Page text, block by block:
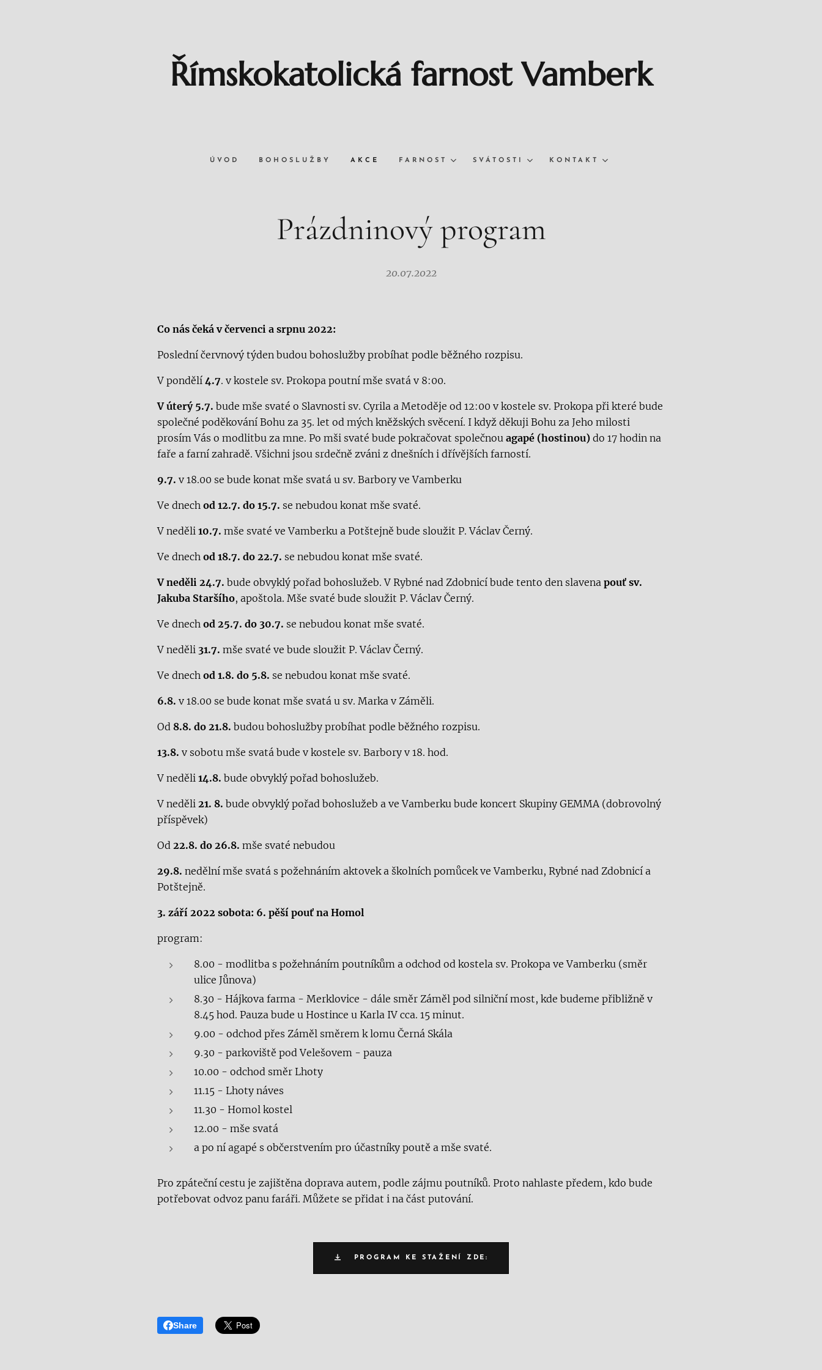
Římskokatolická farnost Vamberk
ÚVOD BOHOSLUŽBY AKCE FARNOST SVÁTOSTI KONTAKT
Prázdninový program
20.07.2022
Co nás čeká v červenci a srpnu 2022:
Poslední červnový týden budou bohoslužby probíhat podle běžného rozpisu.
V pondělí 4.7. v kostele sv. Prokopa poutní mše svatá v 8:00.
V úterý 5.7. bude mše svaté o Slavnosti sv. Cyrila a Metoděje od 12:00 v kostele sv. Prokopa při které bude
společné poděkování Bohu za 35. let od mých kněžských svěcení. I když děkuji Bohu za Jeho milosti
prosím Vás o modlitbu za mne. Po mši svaté bude pokračovat společnou agapé (hostinou) do 17 hodin na
faře a farní zahradě. Všichni jsou srdečně zváni z dnešních i dřívějších farností.
9.7. v 18.00 se bude konat mše svatá u sv. Barbory ve Vamberku
Ve dnech od 12.7. do 15.7. se nebudou konat mše svaté.
V neděli 10.7. mše svaté ve Vamberku a Potštejně bude sloužit P. Václav Černý.
Ve dnech od 18.7. do 22.7. se nebudou konat mše svaté.
V neděli 24.7. bude obvyklý pořad bohoslužeb. V Rybné nad Zdobnicí bude tento den slavena pouť sv.
Jakuba Staršího, apoštola. Mše svaté bude sloužit P. Václav Černý.
Ve dnech od 25.7. do 30.7. se nebudou konat mše svaté.
V neděli 31.7. mše svaté ve bude sloužit P. Václav Černý.
Ve dnech od 1.8. do 5.8. se nebudou konat mše svaté.
6.8. v 18.00 se bude konat mše svatá u sv. Marka v Záměli.
Od 8.8. do 21.8. budou bohoslužby probíhat podle běžného rozpisu.
13.8. v sobotu mše svatá bude v kostele sv. Barbory v 18. hod.
V neděli 14.8. bude obvyklý pořad bohoslužeb.
V neděli 21. 8. bude obvyklý pořad bohoslužeb a ve Vamberku bude koncert Skupiny GEMMA (dobrovolný
příspěvek)
Od 22.8. do 26.8. mše svaté nebudou
29.8. nedělní mše svatá s požehnáním aktovek a školních pomůcek ve Vamberku, Rybné nad Zdobnicí a
Potštejně.
3. září 2022 sobota: 6. pěší pouť na Homol
program:
8.00 - modlitba s požehnáním poutníkům a odchod od kostela sv. Prokopa ve Vamberku (směr
ulice Jůnova)
8.30 - Hájkova farma - Merklovice - dále směr Záměl pod silniční most, kde budeme přibližně v
8.45 hod. Pauza bude u Hostince u Karla IV cca. 15 minut.
9.00 - odchod přes Záměl směrem k lomu Černá Skála
9.30 - parkoviště pod Velešovem - pauza
10.00 - odchod směr Lhoty
11.15 - Lhoty náves
11.30 - Homol kostel
12.00 - mše svatá
a po ní agapé s občerstvením pro účastníky poutě a mše svaté.
Pro zpáteční cestu je zajištěna doprava autem, podle zájmu poutníků. Proto nahlaste předem, kdo bude
potřebovat odvoz panu faráři. Můžete se přidat i na část putování.
PROGRAM KE STAŽENÍ ZDE:
Share